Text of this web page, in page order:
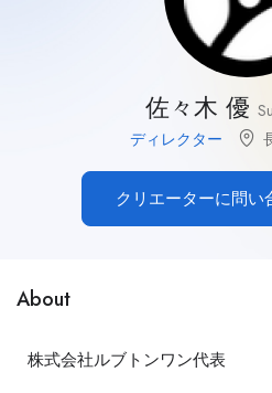
佐々木 優
ディレクター
クリエーターに問い
About
株式会社ルブトンワン代表